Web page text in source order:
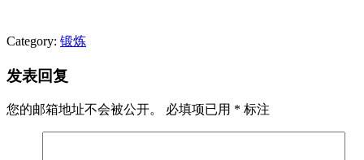
Category: 锻炼
发表回复
您的邮箱地址不会被公开。 必填项已用 * 标注